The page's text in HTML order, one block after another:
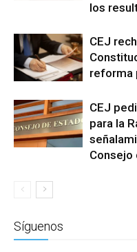
los
CEJ
reforma
CEJ
para la
Consejo
Síguenos